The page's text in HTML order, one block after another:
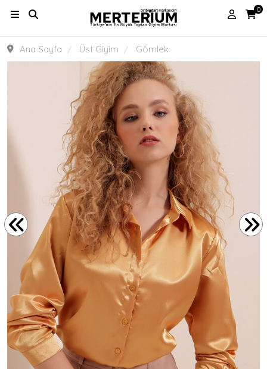
0
Ana Sayfa Üst Giyim Gömlek